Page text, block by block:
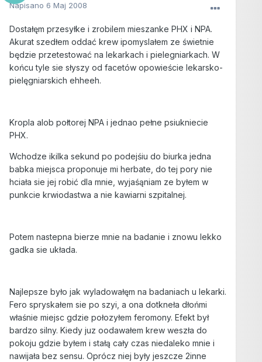
Napisano 6 Maj 2008
Dostałęm przesyłke i zrobilem mieszanke PHX i NPA.
Akurat szedłem oddać krew ipomyslałem ze świetnie
będzie przetestować na lekarkach i pielegniarkach. W
końcu tyle sie słyszy od facetów opowieście lekarsko-
pielęgniarskich ehheeh.
Kropla alob połtorej NPA i jednao pełne psiukniecie
PHX.
Wchodze ikilka sekund po podejśiu do biurka jedna
babka miejsca proponuje mi herbate, do tej pory nie
hciała sie jej robić dla mnie, wyjaśąniam ze byłem w
punkcie krwiodastwa a nie kawiarni szpitalnej.
Potem nastepna bierze mnie na badanie i znowu lekko
gadka sie układa.
Najlepsze było jak wyladowałęm na badaniach u lekarki.
Fero spryskałem sie po szyi, a ona dotkneła dłońmi
właśnie miejsc gdzie połozyłem feromony. Efekt był
bardzo silny. Kiedy juz oodawałem krew weszła do
pokoju gdzie byłem i stałą cały czas niedaleko mnie i
nawijała bez sensu. Oprócz niej były jeszcze 2inne